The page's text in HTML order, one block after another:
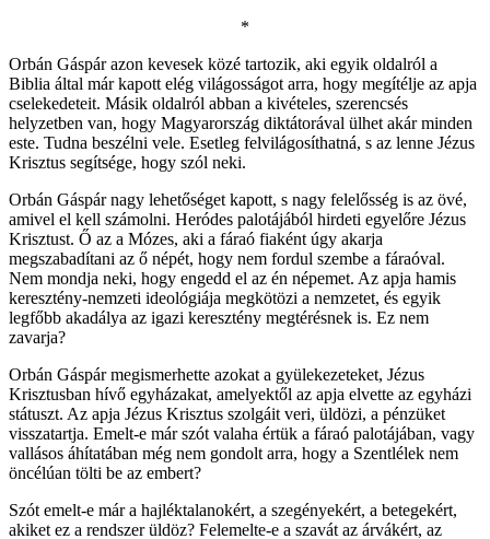
*
Orbán Gáspár azon kevesek közé tartozik, aki egyik oldalról a
Biblia által már kapott elég világosságot arra, hogy megítélje az apja
cselekedeteit. Másik oldalról abban a kivételes, szerencsés
helyzetben van, hogy Magyarország diktátorával ülhet akár minden
este. Tudna beszélni vele. Esetleg felvilágosíthatná, s az lenne Jézus
Krisztus segítsége, hogy szól neki.
Orbán Gáspár nagy lehetőséget kapott, s nagy felelősség is az övé,
amivel el kell számolni. Heródes palotájából hirdeti egyelőre Jézus
Krisztust. Ő az a Mózes, aki a fáraó fiaként úgy akarja
megszabadítani az ő népét, hogy nem fordul szembe a fáraóval.
Nem mondja neki, hogy engedd el az én népemet. Az apja hamis
keresztény-nemzeti ideológiája megkötözi a nemzetet, és egyik
legfőbb akadálya az igazi keresztény megtérésnek is. Ez nem
zavarja?
Orbán Gáspár megismerhette azokat a gyülekezeteket, Jézus
Krisztusban hívő egyházakat, amelyektől az apja elvette az egyházi
státuszt. Az apja Jézus Krisztus szolgáit veri, üldözi, a pénzüket
visszatartja. Emelt-e már szót valaha értük a fáraó palotájában, vagy
vallásos áhítatában még nem gondolt arra, hogy a Szentlélek nem
öncélúan tölti be az embert?
Szót emelt-e már a hajléktalanokért, a szegényekért, a betegekért,
akiket ez a rendszer üldöz? Felemelte-e a szavát az árvákért, az